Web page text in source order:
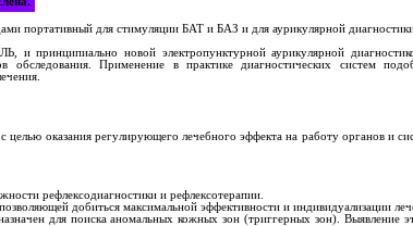
портативный для стимуляции БАТ и БАЗ и для аурикулярной
и принципиально новой электропунктурной аурикулярной
Применение в практике диагностических систем
целью оказания регулирующего лечебного эффекта на работу органов и
рефлексодиагностики и рефлексотерапии.
добиться максимальной эффективности и индивидуализации
для поиска аномальных кожных зон (триггерных зон). Выявление